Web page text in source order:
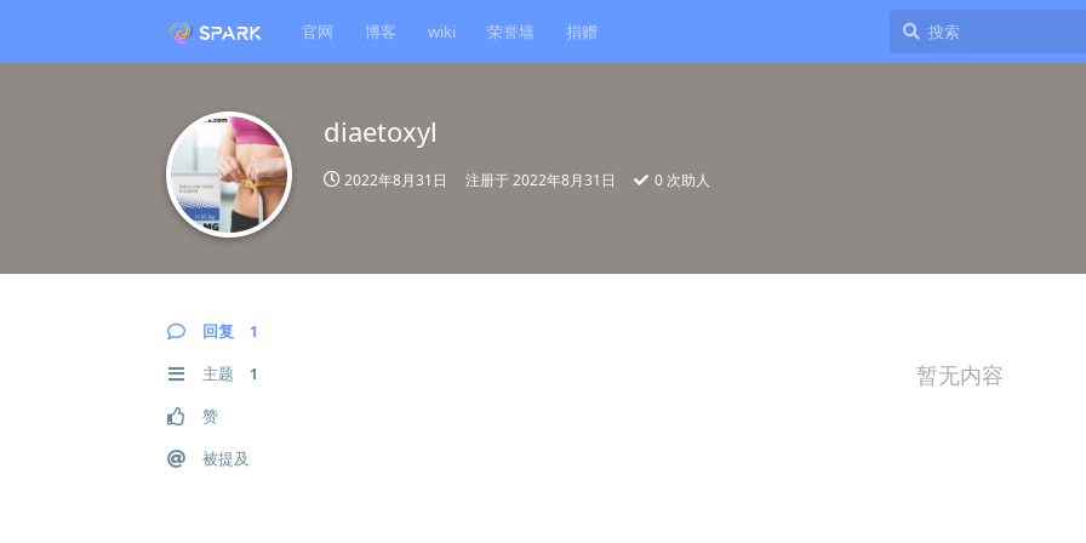
官网 博客 wiki 荣誉墙 捐赠
diaetoxyl
2022年8月31日 注册于2022年8月31日 0 次助人
回复 1
主题 1
赞
被提及
暂无内容